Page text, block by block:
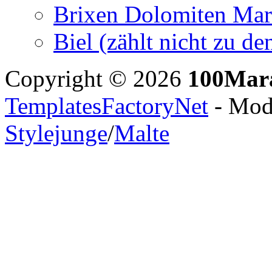
Brixen Dolomiten
Biel (zählt nicht zu
Copyright © 2026
TemplatesFactoryNet -
Stylejunge/Malte